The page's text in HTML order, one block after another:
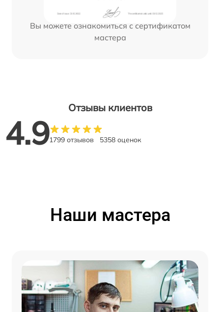
Вы можете ознакомиться с сертификатом
мастера
Отзывы клиентов
4.91799 отзывов 5358 оценок
Наши мастера